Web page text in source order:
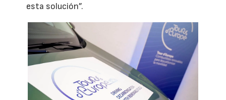
esta solución”.